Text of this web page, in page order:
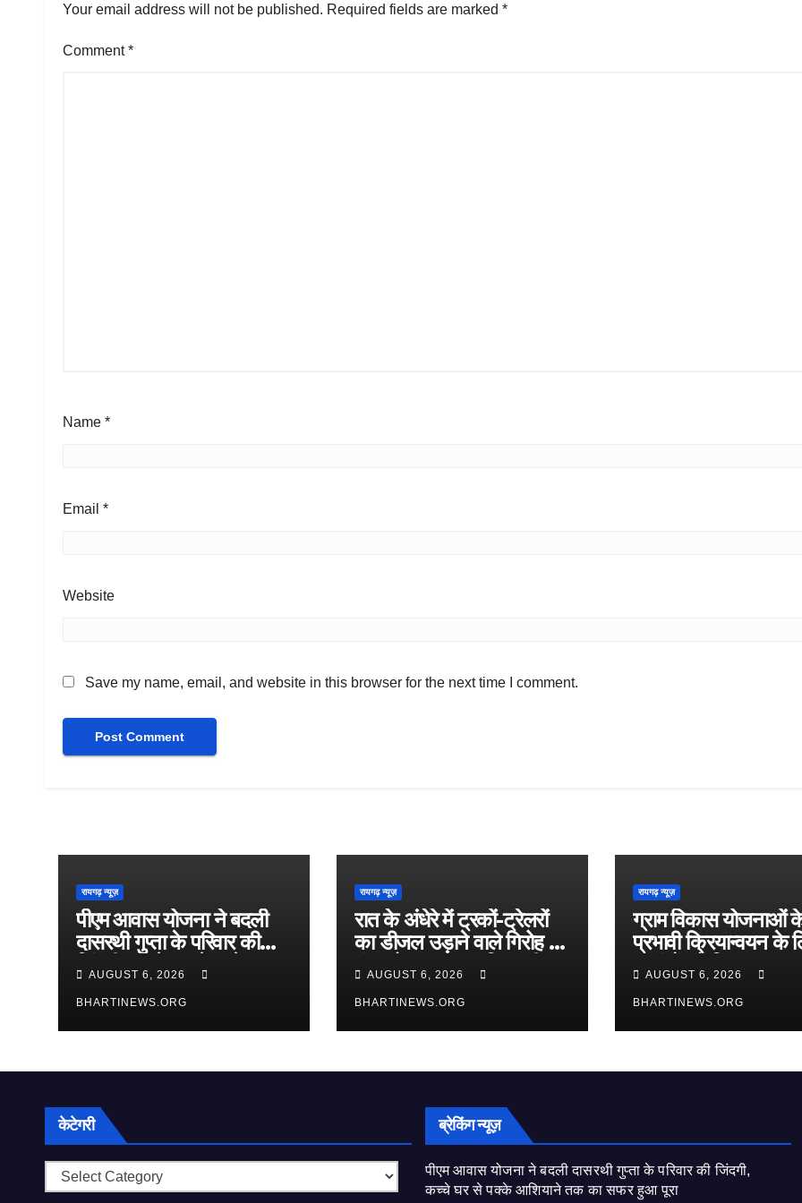
Your email address will not be published. Required fields are marked *
Comment*
Name *
Email *
Website
Save my name, email, and website in this browser for the next time I comment.
रायगढ़ न्यूज़
पीएम आवास योजना ने बदली
दासरथी गुप्ता के परिवार की
जिंदगी, कच्चे घर से पक्के
आशियाने तक का सफर हुआ
पूरा
AUGUST 6, 2026
BHARTINEWS.ORG
रायगढ़ न्यूज़
रात के अंधेरे में ट्रकों-ट्रेलरों
का डीजल उड़ाने वाले गिरोह का
भंडाफोड़, तमनार पुलिस की
ताबड़तोड़ कार्रवाई
AUGUST 6, 2026
BHARTINEWS.ORG
रायगढ़ न्यूज़
ग्राम विकास योजनाओं
प्रभावी क्रियान्वयन के
सरपंचों को दिया जा रहा
व्यवहारिक प्रशिक्षण
AUGUST 6, 2026
BHARTINEWS.ORG
केटेगरी
केटेगरी
ब्रेकिंग न्यूज़
पीएम आवास योजना ने बदली दासरथी गुप्ता के परिवार की जिंदगी,
कच्चे घर से पक्के आशियाने तक का सफर हुआ पूरा